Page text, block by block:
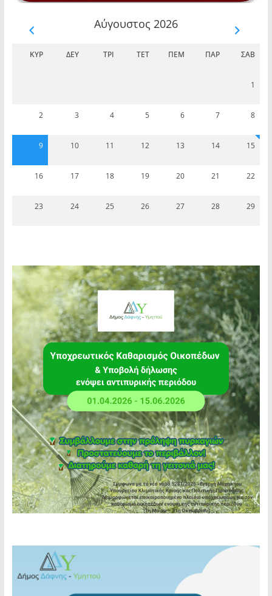
Αύγουστος 2026
ΚΥΡ ΔΕΥ ΤΡΊ ΤΕΤ ΠΈΜ ΠΑΡ ΣΆΒ
1
2 3 4 5 6 7 8
9 10 11 12 13 14 15
16 17 18 19 20 21 22
23 24 25 26 27 28 29